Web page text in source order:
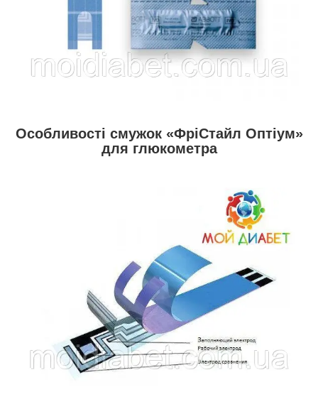
Особливості смужок «ФріСтайл Оптіум»
для глюкометра